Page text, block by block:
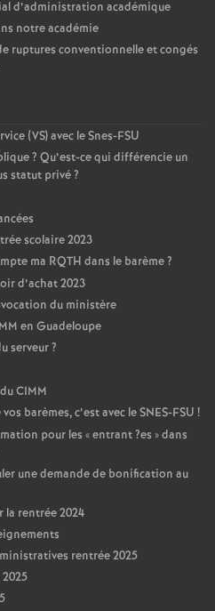
d’administration académique
notre académie
ruptures conventionnelle et congés
(VS) avec le Snes-FSU
? Qu’est-ce qui différencie un
statut privé?
scolaire 2023
ma RQTH dans le barème?
d’achat 2023
du ministère
en Guadeloupe
serveur?
CIMM
barèmes, c’est avec le SNES-FSU !
pour les «entrant?es » dans
une demande de bonification au
la rentrée 2024
rentrée 2025